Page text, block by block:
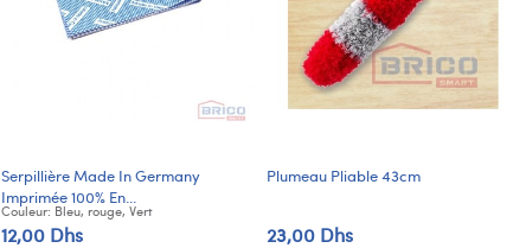
Serpillière Made In Germany
Imprimée 100% En...
Couleur: Bleu, rouge, Vert
12,00 Dhs
Plumeau Pliable 43cm
23,00 Dhs